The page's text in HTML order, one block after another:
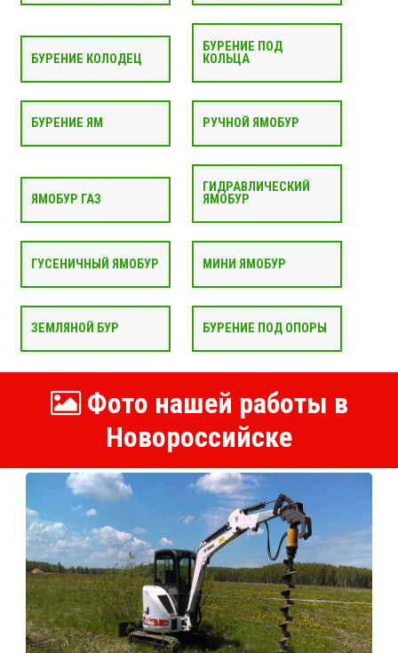
БУРЕНИЕ КОЛОДЕЦ
БУРЕНИЕ ПОД
КОЛЬЦА
БУРЕНИЕ ЯМ РУЧНОЙ ЯМОБУР
ЯМОБУР ГАЗ
ГИДРАВЛИЧЕСКИЙ
ЯМОБУР
ГУСЕНИЧНЫЙ ЯМОБУР МИНИ ЯМОБУР
ЗЕМЛЯНОЙ БУР БУРЕНИЕ ПОД ОПОРЫ
Фото нашей работы в
Новороссийске